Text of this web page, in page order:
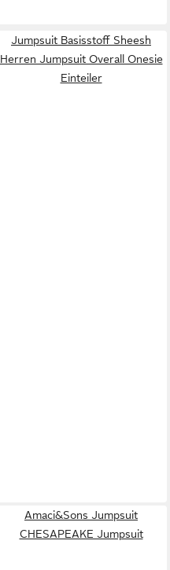
Jumpsuit Basisstoff Sheesh
Herren Jumpsuit Overall Onesie
Einteiler
Amaci&Sons Jumpsuit
CHESAPEAKE Jumpsuit